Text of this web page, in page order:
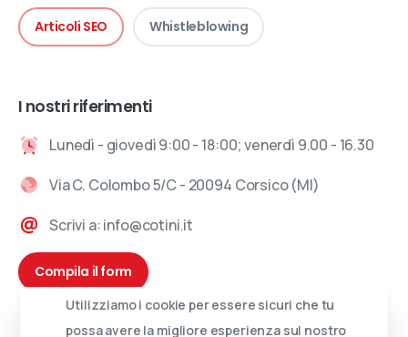
Articoli SEO Whistleblowing
I nostri riferimenti
Lunedì - giovedì 9:00 - 18:00; venerdì 9.00 - 16.30
Via C. Colombo 5/C - 20094 Corsico (MI)
Scrivi a: info@cotini.it
Compila il form
Utilizziamo i cookie per essere sicuri che tu
possa avere la migliore esperienza sul nostro